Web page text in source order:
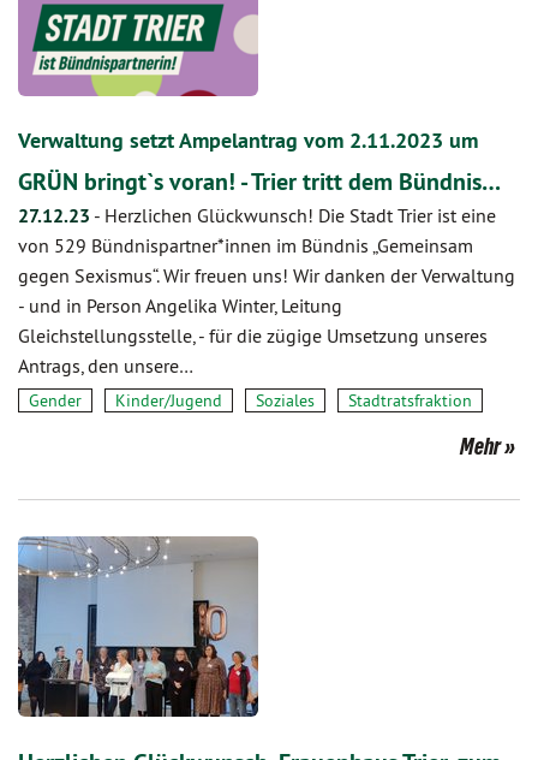
Verwaltung setzt Ampelantrag vom 2.11.2023 um
GRÜN bringt`s voran! - Trier tritt dem Bündnis…
27.12.23 - Herzlichen Glückwunsch! Die Stadt Trier ist eine
von 529 Bündnispartner*innen im Bündnis „Gemeinsam
gegen Sexismus“. Wir freuen uns! Wir danken der Verwaltung
- und in Person Angelika Winter, Leitung
Gleichstellungsstelle, - für die zügige Umsetzung unseres
Antrags, den unsere…
Gender Kinder/Jugend Soziales Stadtratsfraktion
Mehr